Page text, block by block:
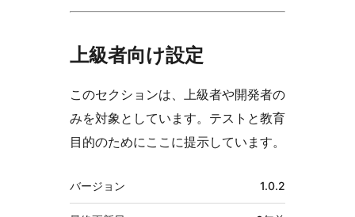
上級者向け設定
このセクションは、上級者や開発者の
みを対象としています。テストと教育
目的のためにここに提示しています。
メ
タ
バージョン 1.0.2